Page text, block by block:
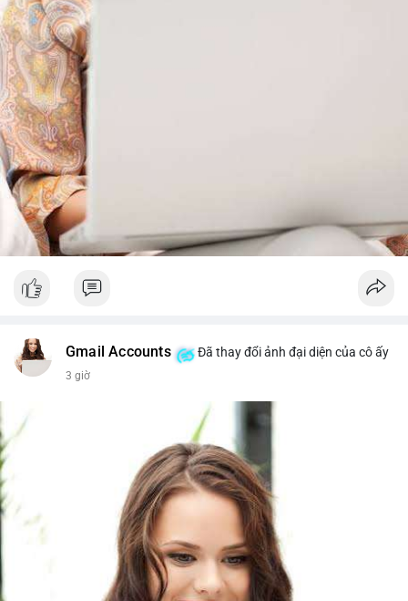
từ dòng vốn ETF (tuần tốt nhất kể từ tháng 4 với 1 tỷ USD)
trước khi gia tăng vị thế.
Xem chi tiết các bài viết đầy đủ tại dòng thời gian của Vlike.vn!
#whalealertbtc
#brazilcryptoregulation
Gmail Accounts Đã thay đổi ảnh đại diện của cô ấy
3 giờ